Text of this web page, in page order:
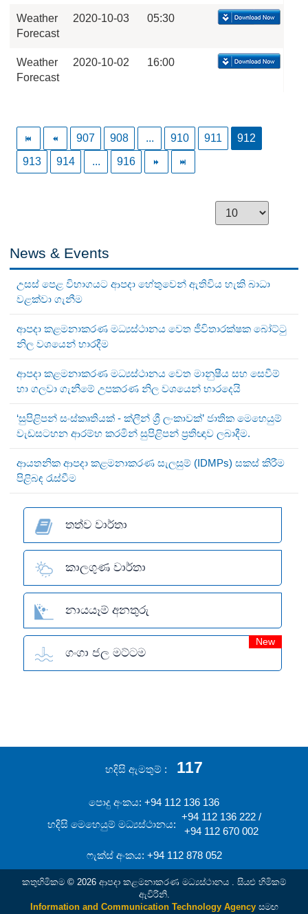
Weather
Forecast
2020-10-03 05:30
Weather
Forecast
2020-10-02 16:00
907 908 ... 910 911
912
913
914 ... 916
News & Events
උසස් පෙළ විභාගයට ආපදා හේතුවෙන් ඇතිවිය හැකි බාධා
වළක්වා ගැනීම
ආපදා කළමනාකරණ මධ්‍යස්ථානය වෙත ජීවිතාරක්ෂක බෝට්ටු
නිල වශයෙන් භාරදීම
ආපදා කළමනාකරණ මධ්‍යස්ථානය වෙත මානුෂීය සහ සෙවීම්
හා ගලවා ගැනීමේ උපකරණ නිල වශයෙන් භාරදෙයි
‘සුපිළිපන් සංස්කෘතියක් - ක්ලීන් ශ්‍රී ලංකාවක්’ ජාතික මෙහෙයුම්
වැඩසටහන ආරම්භ කරමින් සුපිළිපන් ප්‍රතිඥාව ලබාදීම.
ආයතනික ආපදා කළමනාකරණ සැලසුම් (IDMPs) සකස් කිරීම
පිළිබඳ රැස්වීම
තත්ව වාර්තා
කාලගුණ වාර්තා
නායයෑම් අනතුරු
ගංගා ජල මට්ටම
New
හදිසි ඇමතුම් 117
පොදු අංකය: +94 112 136 136
හදිසි මෙහෙයුම් මධ්‍යස්ථානය:
+94 112 136 222 /
+94 112 670 002
ෆැක්ස් අංකය: +94 112 878 052
කතුහිමිකම © 2026 ආපදා කළමනාකරණ මධ්‍යස්ථානය . සියළු හිමිකම්
ඇවිරිනි.
Information and Communication Technology Agencyසමඟ